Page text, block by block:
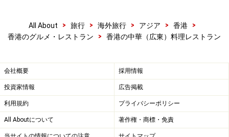
＜DATA＞
住所：Shum Wan Pier Drive, Wong Chuk Hang, Aberdeen
TEL：(852) 2553 9111
アクセス：タクシー（銅羅湾から50～70香港ドル）
営業時間：月～土 11:00～23:30、日・祝 7:00～23:30
料金：400香港ドル～（約4700円）
All About > 旅行 > 海外旅行 > アジア > 香港
>
香港のグルメ・レストラン
> 香港の中華（広東）料理レストラン
会社概要 採用情報
投資家情報 広告掲載
利用規約 プライバシーポリシー
All Aboutについて 著作権・商標・免責